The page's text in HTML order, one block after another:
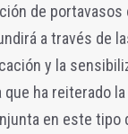
de portavasos
a través de
y la
ha reiterado
en este tipo